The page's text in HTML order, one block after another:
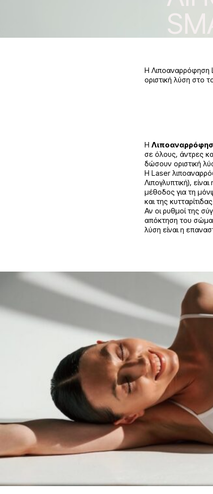
Η Λιποαναρρόφηση
οριστική λύση στο
Η
σε όλους, άντρες
δώσουν οριστική
Η Laser
Λιπογλυπτική),
μέθοδος για τη
και της
Αν οι ρυθμοί της
απόκτηση του
λύση είναι η